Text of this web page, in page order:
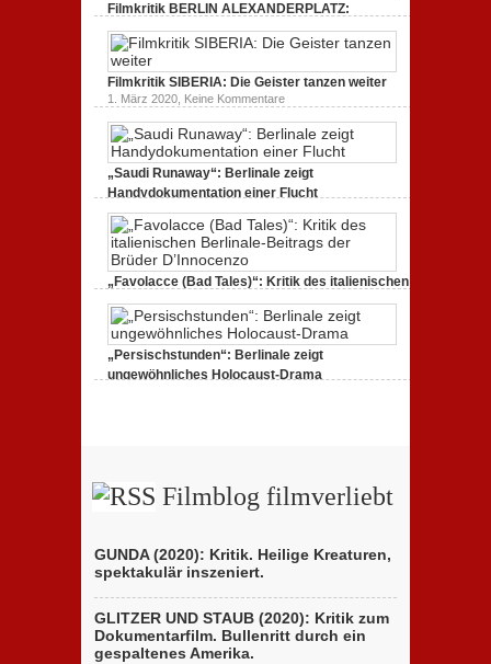
dreht
durch
Filmkritik BERLIN ALEXANDERPLATZ:
Neuauflage eines Jahrhundertwerks
1. März 2020,Keine Kommentarezu
BERLIN
ALEXANDERPLATZ:
Neuauflage
eines
Jahrhundertwerks
Filmkritik SIBERIA: Die Geister tanzen weiter
1. März 2020, Keine Kommentarezu
Filmkritik
SIBERIA:
Die
Geister
tanzen
weiter
„Saudi Runaway“: Berlinale zeigt
Handydokumentation einer Flucht
„Saudi
Runaway“:
Berlinale
Handydokumentation
einer
„Favolacce (Bad Tales)“: Kritik des italienischen
Berlinale-Beitrags der Brüder D’Innocenzo
25. Februar 2020,Keine Kommentarezu
„Favolacce
(Bad
Tales)“:
Kritik
des
„Persischstunden“: Berlinale zeigt
ungewöhnliches Holocaust-Drama
Filmblog filmverliebt
GUNDA (2020): Kritik. Heilige Kreaturen,
spektakulär inszeniert.
GLITZER UND STAUB (2020): Kritik zum
Dokumentarfilm. Bullenritt durch ein
gespaltenes Amerika.